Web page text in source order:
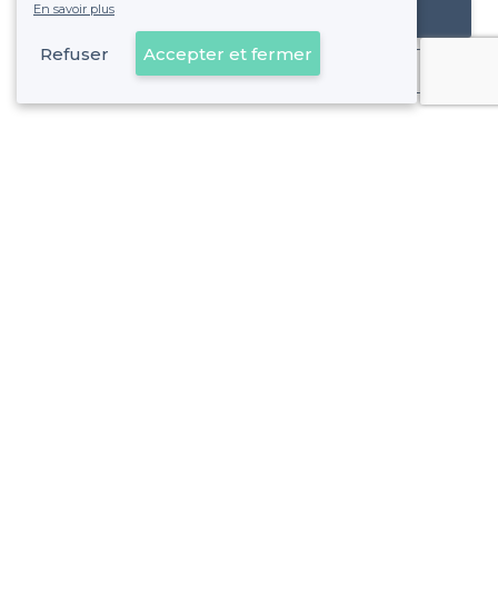
Référencer mon établissement
Déjà client
En savoir plus
Refuser Accepter et fermer